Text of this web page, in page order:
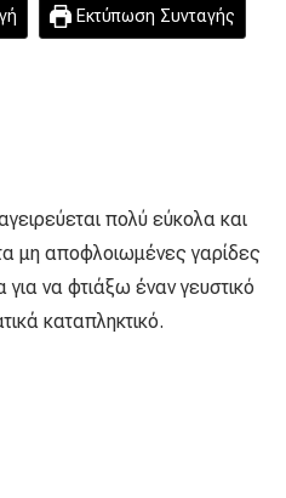
Εκτύπωση Συνταγής
πολύ εύκολα και
μη αποφλοιωμένες γαρίδες
να φτιάξω έναν γευστικό
καταπληκτικό.